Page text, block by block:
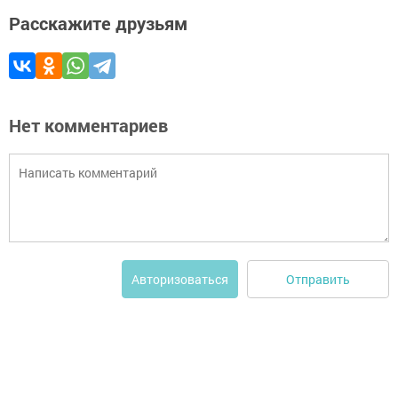
Расскажите друзьям
Нет комментариев
Авторизоваться Отправить